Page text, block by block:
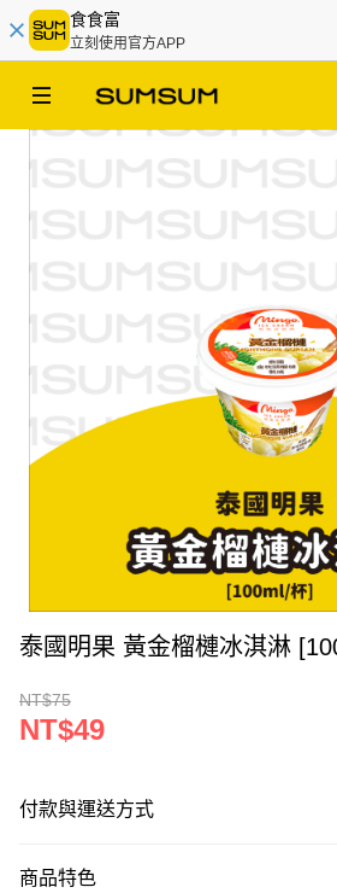
食食富
立刻使用官方APP
泰國明果 黃金榴槤冰淇淋
NT$75
NT$49
付款與運送方式
商品特色